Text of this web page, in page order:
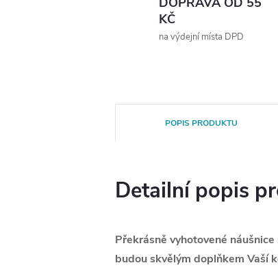
KČ
na výdejní místa DPD
POPIS PRODUKTU
Detailní popis
Překrásně vyhotovené
budou skvělým doplňkem Vaší